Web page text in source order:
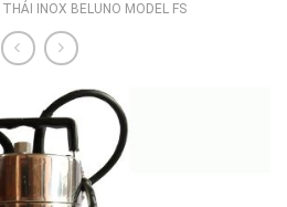
INOX BELUNO MODEL FS